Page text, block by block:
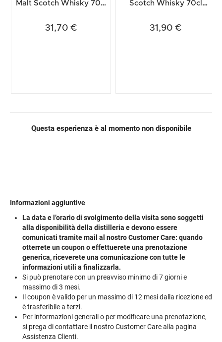
Malt Scotch Whisky 70cl
31,70 €
Scotch Whisky 70cl
31,90 €
Questa esperienza è al momento non disponibile
Informazioni aggiuntive
La data e l’orario di svolgimento della visita sono soggetti
alla disponibilità della distilleria e devono essere
comunicati tramite mail al nostro Customer Care: quando
otterrete un coupon o effettuerete una prenotazione
generica, riceverete una comunicazione con tutte le
informazioni utili a finalizzarla.
Si può prenotare con un preavviso minimo di 7 giorni e
massimo di 3 mesi.
Il coupon è valido per un massimo di 12 mesi dalla ricezione ed
è trasferibile a terzi.
Per informazioni generali o per modificare una prenotazione,
si prega di contattare il nostro Customer Care alla pagina
Assistenza Clienti.